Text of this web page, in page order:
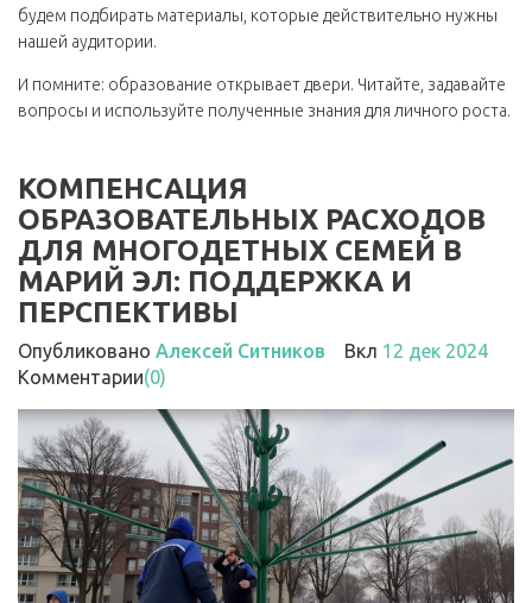
будем подбирать материалы, которые действительно нужны
нашей аудитории.
И помните: образование открывает двери. Читайте, задавайте
вопросы и используйте полученные знания для личного роста.
КОМПЕНСАЦИЯ
ОБРАЗОВАТЕЛЬНЫХ РАСХОДОВ
ДЛЯ МНОГОДЕТНЫХ СЕМЕЙ В
МАРИЙ ЭЛ: ПОДДЕРЖКА И
ПЕРСПЕКТИВЫ
Опубликовано Алексей Ситников Вкл 12 дек 2024
Комментарии(0)